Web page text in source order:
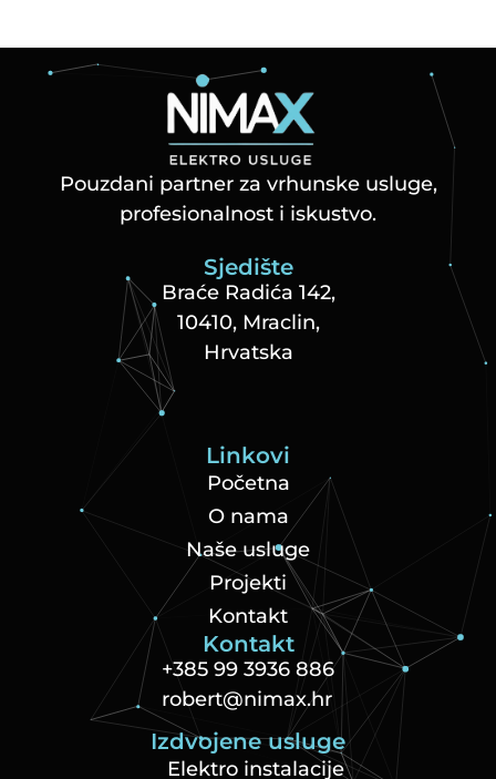
Pouzdani partner za vrhunske usluge,
profesionalnost i iskustvo.
Sjedište
Braće Radića 142,
10410, Mraclin,
Hrvatska
Linkovi
Početna
O nama
Naše usluge
Projekti
Kontakt
Kontakt
+385 99 3936 886
robert@nimax.hr
Izdvojene usluge
Elektro instalacije